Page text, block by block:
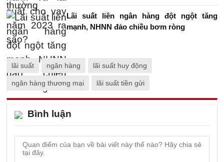
Lãi suất liên ngân hàng đột ngột tăng
mạnh, NHNN đảo chiều bơm ròng
lãi suất ngân hàng lãi suất huy động
ngân hàng thương mại lãi suất tiền gửi
Bình luận